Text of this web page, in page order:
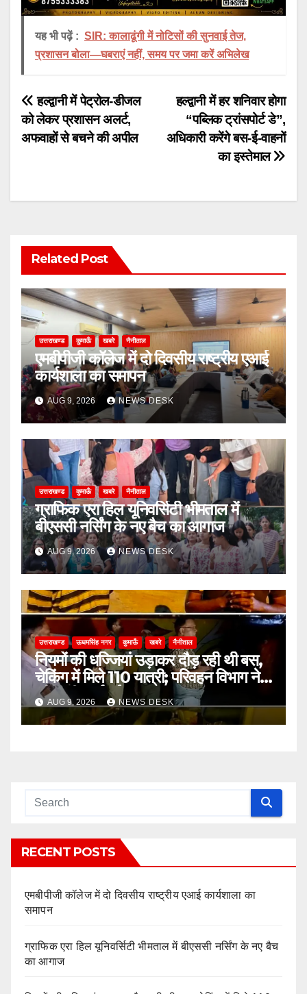
यह भी पढ़ें : SIR: कालाढूंगी में नोटिसों की सुनवाई तेज,
प्रशासन बोला—घबराएं नहीं, समय पर जमा करें अभिलेख
Post
navigation
हल्द्वानी में हर शनिवार होगा
“पब्लिक ट्रांसपोर्ट डे”,
अधिकारी करेंगे बस-ई-वाहनों
का इस्तेमाल
हल्द्वानी में पेट्रोल-डीजल
को लेकर प्रशासन अलर्ट,
अफवाहों से बचने की अपील
Related Post
उत्तराखण्ड कुमाऊँ खबरे नैनीताल
एमबीपीजी कॉलेज में दो दिवसीय राष्ट्रीय एआई
कार्यशाला का समापन
AUG 9, 2026 NEWS DESK
उत्तराखण्ड कुमाऊँ खबरे नैनीताल
ग्राफिक एरा हिल यूनिवर्सिटी भीमताल में
बीएससी नर्सिंग के नए बैच का आगाज
AUG 9, 2026 NEWS DESK
उत्तराखण्ड ऊधमसिंह नगर कुमाऊँ खबरे नैनीताल
नियमों की धज्जियां उड़ाकर दौड़ रही थी बस,
चेकिंग में मिले 110 यात्री; परिवहन विभाग ने
की कड़ी कार्रवाई
AUG 9, 2026 NEWS DESK
RECENT POSTS
एमबीपीजी कॉलेज में दो दिवसीय राष्ट्रीय एआई कार्यशाला का
समापन
ग्राफिक एरा हिल यूनिवर्सिटी भीमताल में बीएससी नर्सिंग के नए बैच
का आगाज